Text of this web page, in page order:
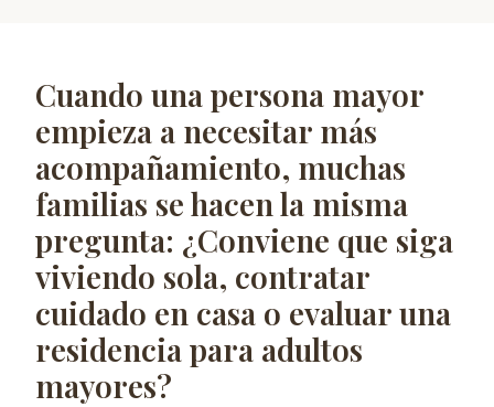
Cuando una persona mayor
empieza a necesitar más
acompañamiento, muchas
familias se hacen la misma
pregunta: ¿Conviene que siga
viviendo sola, contratar
cuidado en casa o evaluar una
residencia para adultos
mayores?